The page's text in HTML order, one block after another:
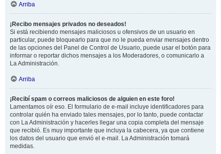
Arriba
¡Recibo mensajes privados no deseados!
Si está recibiendo mensajes maliciosos u ofensivos de un usuario en
particular, puede bloquearlo para que no le pueda enviar mensajes dentro
de las opciones del Panel de Control de Usuario, puede usar el botón para
informar o reportar dichos mensajes a los Moderadores, o comunicarlo a
La Administración.
Arriba
¡Recibí spam o correos maliciosos de alguien en este foro!
Lamentamos oír eso. El formulario de e-mail incluye identificadores para
controlar quién ha enviado tales mensajes, por lo tanto, puede contactar
con La Administración y hacerles llegar una copia completa del mensaje
que recibió. Es muy importante que incluya la cabecera, ya que contiene
los datos del usuario que envió el e-mail. La Administración tomará
medidas.